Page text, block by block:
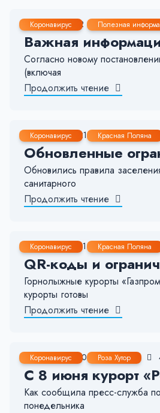
Коронавирус Полезная
5 Мар, 2022 < 1 мин.
Важная
Согласно новому
(включая
Продолжить чтение
Коронавирус Красная Поляна
27 Дек, 2021 2-3 мин.
Обновленные
Обновились правила
санитарного
Продолжить чтение
Коронавирус Красная Поляна
14 Ноя, 2021 1-2 мин.
QR-коды и
Горнолыжные курорты
курорты готовы
Продолжить чтение
Коронавирус Роза Хутор
6 Июн, 2020 < 1 мин.
C 8 июня курорт
Как сообщила пресс-служба
понедельника